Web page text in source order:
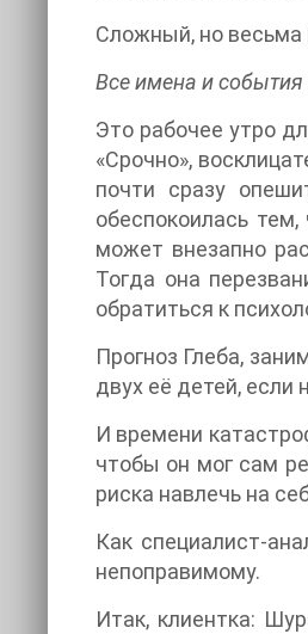
Сложный, но весьма
Все имена и
Это рабочее утро
«Срочно»,
почти сразу
обеспокоилась
может внезапно
Тогда она
обратиться к
Прогноз Глеба,
двух её детей, если
И времени
чтобы он мог сам
риска навлечь на
Как специалист-
непоправимому.
Итак, клиентка: